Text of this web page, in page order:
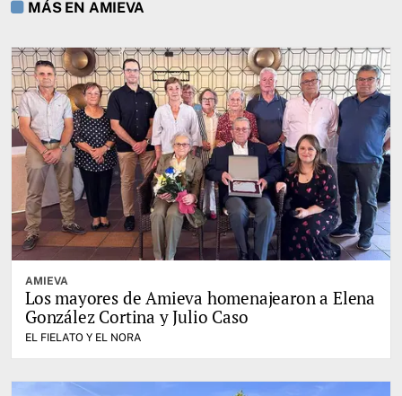
MÁS EN AMIEVA
AMIEVA
Los mayores de Amieva homenajearon a Elena
González Cortina y Julio Caso
EL FIELATO Y EL NORA